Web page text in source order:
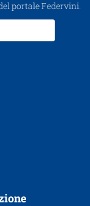
portale Federvini.